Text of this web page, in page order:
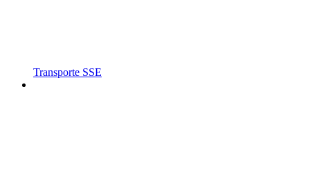
Transporte SSE